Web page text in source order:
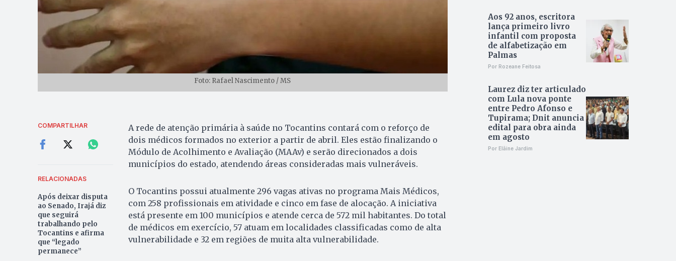
Foto: Rafael Nascimento / MS
COMPARTILHAR
RELACIONADAS
Após deixar disputa
ao Senado, Irajá diz
que seguirá
trabalhando pelo
Tocantins e afirma
que “legado
permanece”
A rede de atenção primária à saúde no Tocantins contará com o reforço de
dois médicos formados no exterior a partir de abril. Eles estão finalizando o
Módulo de Acolhimento e Avaliação (MAAv) e serão direcionados a dois
municípios do estado, atendendo áreas consideradas mais vulneráveis.
O Tocantins possui atualmente 296 vagas ativas no programa Mais Médicos,
com 258 profissionais em atividade e cinco em fase de alocação. A iniciativa
está presente em 100 municípios e atende cerca de 572 mil habitantes. Do total
de médicos em exercício, 57 atuam em localidades classificadas como de alta
vulnerabilidade e 32 em regiões de muita alta vulnerabilidade.
Aos 92 anos, escritora
lança primeiro livro
infantil com proposta
de alfabetização em
Palmas
Por Rozeane Feitosa
Laurez diz ter articulado
com Lula nova ponte
entre Pedro Afonso e
Tupirama; Dnit anuncia
edital para obra ainda
em agosto
Por Elâine Jardim